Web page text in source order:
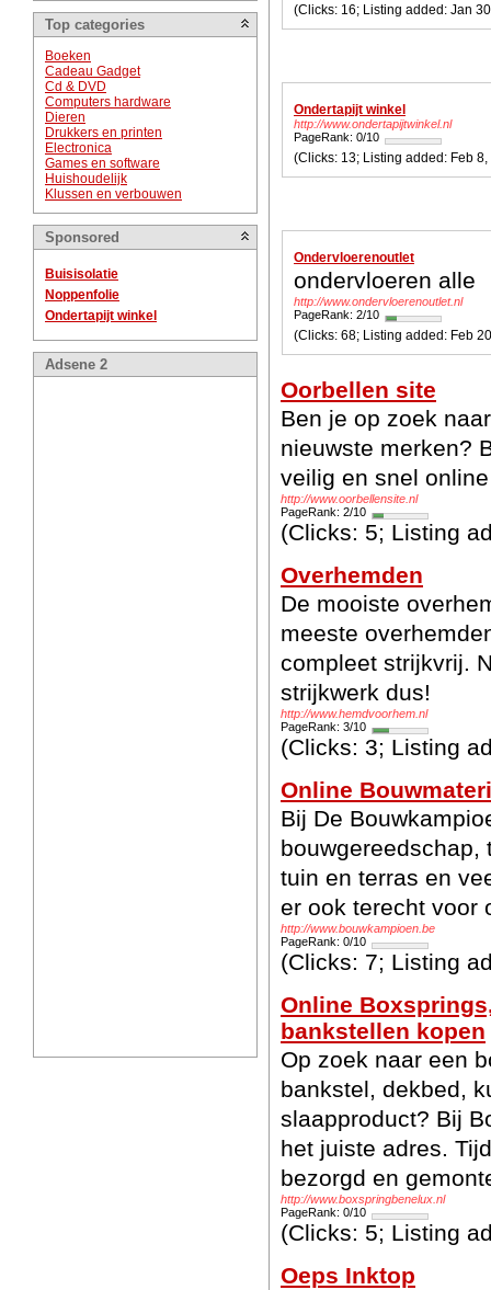
Top categories
Boeken
Cadeau Gadget
Cd & DVD
Computers hardware
Dieren
Drukkers en printen
Electronica
Games en software
Huishoudelijk
Klussen en verbouwen
Sponsored
Buisisolatie
Noppenfolie
Ondertapijt winkel
Adsene 2
(Clicks: 16; Listing added:
Ondertapijt winkel
http://www.ondertapijtwinkel.nl
PageRank: 0/10
(Clicks:
Ondervloerenoutlet
ondervloeren alle
http://www.ondervloerenoutlet.nl
PageRank: 2/10
(Clicks: 68; Listing added:
Oorbellen site
Ben je op zoek
nieuwste merken?
veilig en snel
http://www.oorbellensite.nl
PageRank: 2/10
(Clicks: 5; Listing
Overhemden
De mooiste
meeste
compleet strijkvrij.
strijkwerk dus!
http://www.hemdvoorhem.nl
PageRank: 3/10
(Clicks: 3; Listing
Online
Bij De
bouwgereedschap,
tuin en terras en
er ook terecht voor
http://www.bouwkampioen.be
PageRank: 0/10
(Clicks: 7; Listing
Online
bankstellen kopen
Op zoek naar een
bankstel, dekbed,
slaapproduct? Bij
het juiste adres.
bezorgd en
http://www.boxspringbenelux.nl
PageRank: 0/10
(Clicks: 5; Listing
Oeps Inktop